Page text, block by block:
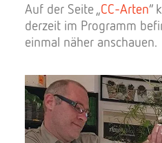
Auf der Seite „CC-Arten“
derzeit im Programm
einmal näher anschauen.